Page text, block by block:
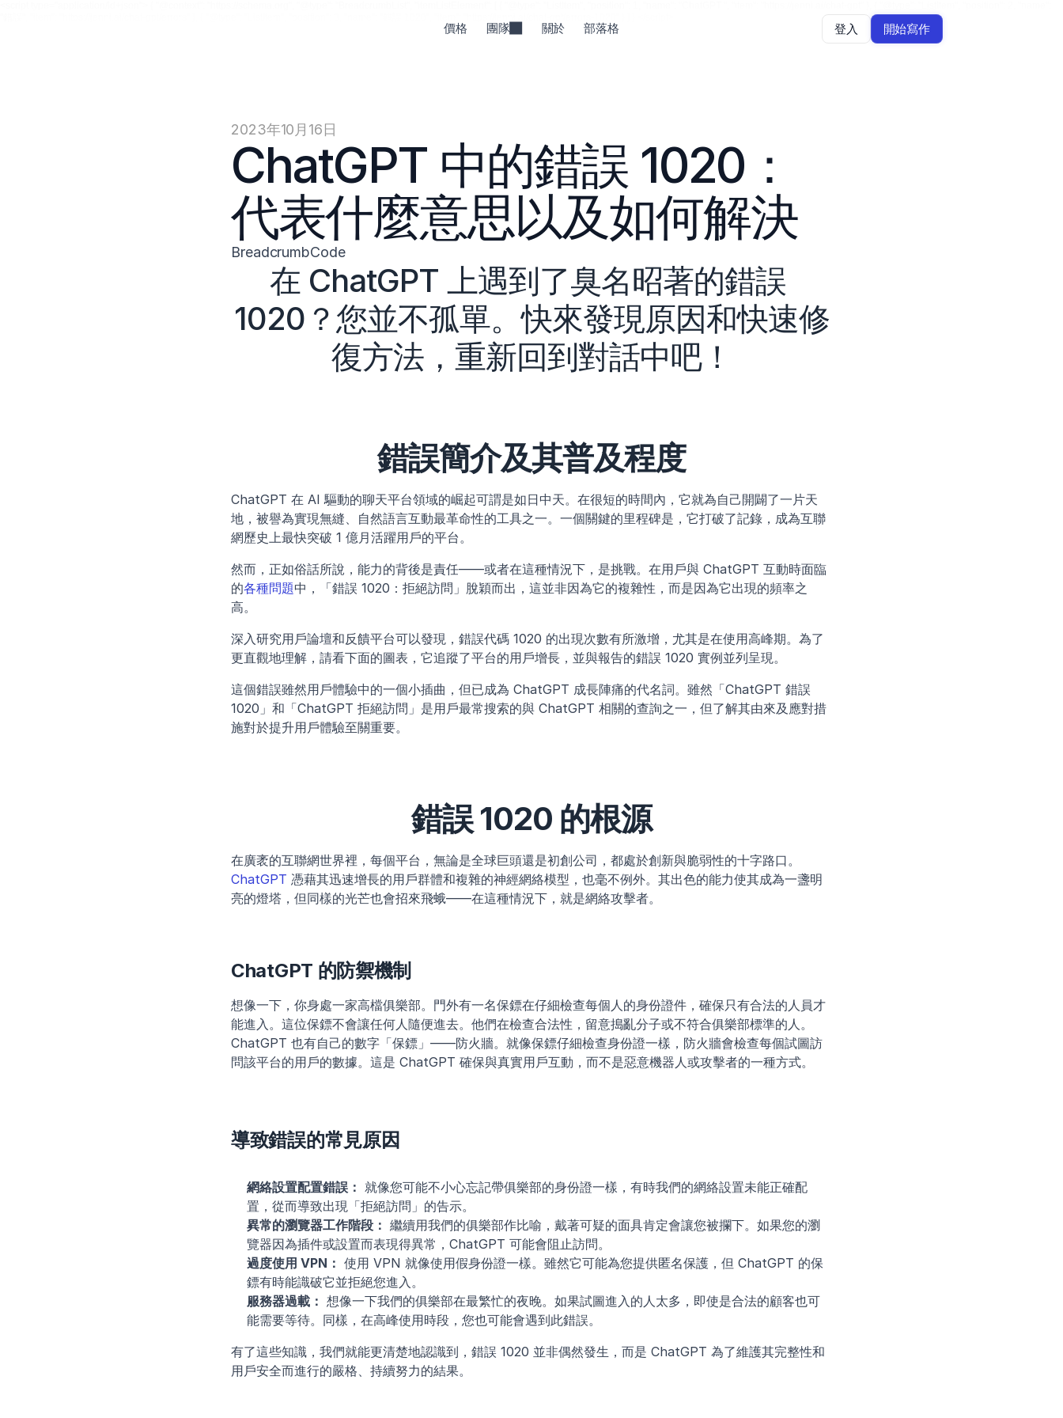
2023年10月16日
ChatGPT 中的錯誤 1020：
代表什麼意思以及如何解決
BreadcrumbCode
在 ChatGPT 上遇到了臭名昭著的錯誤
1020？您並不孤單。快來發現原因和快速修
復方法，重新回到對話中吧！
錯誤簡介及其普及程度
ChatGPT 在 AI 驅動的聊天平台領域的崛起可謂是如日中天。在很短的時間內，它就為自己開闢了一片天
地，被譽為實現無縫、自然語言互動最革命性的工具之一。一個關鍵的里程碑是，它打破了記錄，成為互聯
網歷史上最快突破 1 億月活躍用戶的平台。
然而，正如俗話所說，能力的背後是責任——或者在這種情況下，是挑戰。在用戶與 ChatGPT 互動時面臨
的各種問題中，「錯誤 1020：拒絕訪問」脫穎而出，這並非因為它的複雜性，而是因為它出現的頻率之
高。
深入研究用戶論壇和反饋平台可以發現，錯誤代碼 1020 的出現次數有所激增，尤其是在使用高峰期。為了
更直觀地理解，請看下面的圖表，它追蹤了平台的用戶增長，並與報告的錯誤 1020 實例並列呈現。
這個錯誤雖然用戶體驗中的一個小插曲，但已成為 ChatGPT 成長陣痛的代名詞。雖然「ChatGPT 錯誤
1020」和「ChatGPT 拒絕訪問」是用戶最常搜索的與 ChatGPT 相關的查詢之一，但了解其由來及應對措
施對於提升用戶體驗至關重要。
錯誤 1020 的根源
在廣袤的互聯網世界裡，每個平台，無論是全球巨頭還是初創公司，都處於創新與脆弱性的十字路口。
ChatGPT 憑藉其迅速增長的用戶群體和複雜的神經網絡模型，也毫不例外。其出色的能力使其成為一盞明
亮的燈塔，但同樣的光芒也會招來飛蛾——在這種情況下，就是網絡攻擊者。
ChatGPT 的防禦機制
想像一下，你身處一家高檔俱樂部。門外有一名保鏢在仔細檢查每個人的身份證件，確保只有合法的人員才
能進入。這位保鏢不會讓任何人隨便進去。他們在檢查合法性，留意搗亂分子或不符合俱樂部標準的人。
ChatGPT 也有自己的數字「保鏢」——防火牆。就像保鏢仔細檢查身份證一樣，防火牆會檢查每個試圖訪
問該平台的用戶的數據。這是 ChatGPT 確保與真實用戶互動，而不是惡意機器人或攻擊者的一種方式。
導致錯誤的常見原因
網絡設置配置錯誤： 就像您可能不小心忘記帶俱樂部的身份證一樣，有時我們的網絡設置未能正確配
置，從而導致出現「拒絕訪問」的告示。
異常的瀏覽器工作階段： 繼續用我們的俱樂部作比喻，戴著可疑的面具肯定會讓您被攔下。如果您的瀏
覽器因為插件或設置而表現得異常，ChatGPT 可能會阻止訪問。
過度使用 VPN： 使用 VPN 就像使用假身份證一樣。雖然它可能為您提供匿名保護，但 ChatGPT 的保
鏢有時能識破它並拒絕您進入。
服務器過載： 想像一下我們的俱樂部在最繁忙的夜晚。如果試圖進入的人太多，即使是合法的顧客也可
能需要等待。同樣，在高峰使用時段，您也可能會遇到此錯誤。
有了這些知識，我們就能更清楚地認識到，錯誤 1020 並非偶然發生，而是 ChatGPT 為了維護其完整性和
用戶安全而進行的嚴格、持續努力的結果。
價格 團隊 關於 部落格 登入 開始寫作